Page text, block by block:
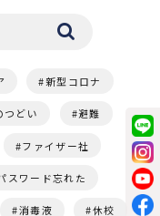
新型コロナ
つどい 避難
ファイザー社
スワード忘れた
消毒液 休校